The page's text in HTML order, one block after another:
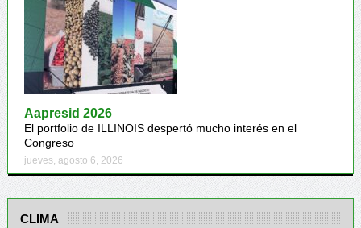
Aapresid 2026
El portfolio de ILLINOIS despertó mucho interés en el
Congreso
jueves, agosto 6, 2026
CLIMA